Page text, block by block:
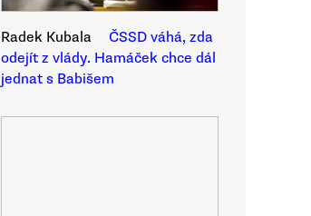
Radek Kubala
ČSSD váhá, zda
odejít z vlády. Hamáček chce dál
jednat s Babišem